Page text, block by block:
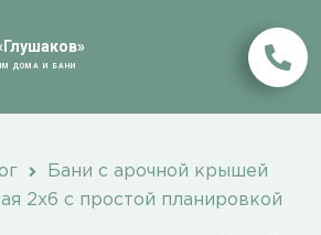
ДОМА И БАНИ
Бани с арочной крышей
2х6 с простой планировкой